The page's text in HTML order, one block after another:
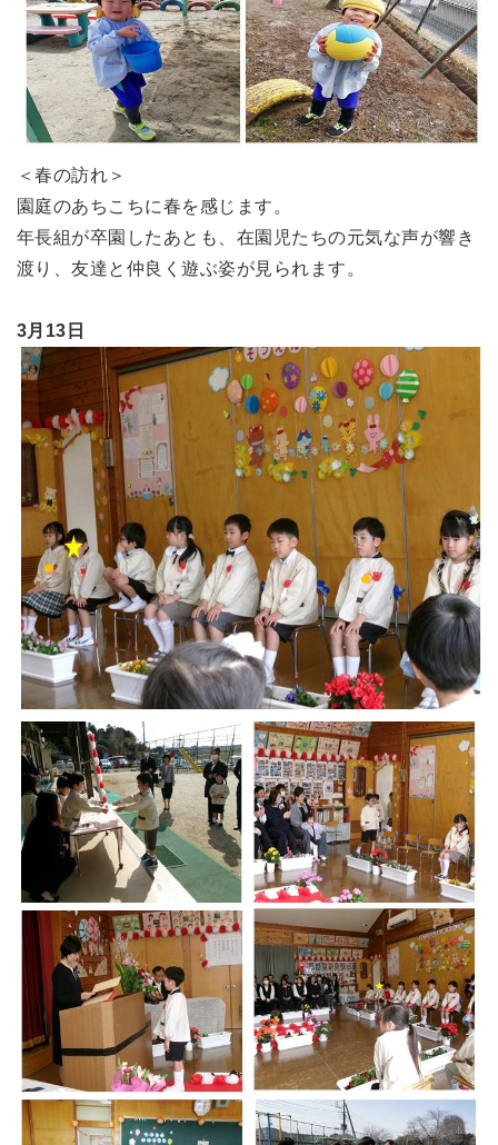
＜春の訪れ＞
園庭のあちこちに春を感じます。
年長組が卒園したあとも、在園児たちの元気な声が響き
渡り、友達と仲良く遊ぶ姿が見られます。
3月13日